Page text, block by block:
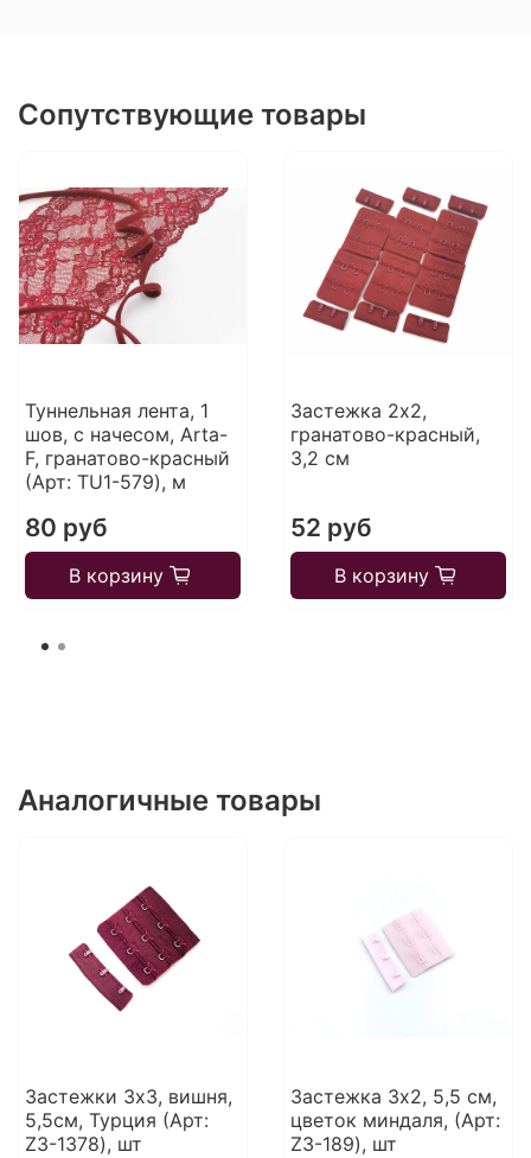
Сопутствующие товары
Туннельная лента, 1
шов, с начесом, Arta-
F, гранатово-красный
(Арт: TU1-579), м
80 руб
В корзину
Застежка 2х2,
гранатово-красный,
3,2 см
52 руб
В корзину
Аналогичные товары
Застежки 3х3, вишня,
5,5см, Турция (Арт:
Z3-1378), шт
Застежка 3х2, 5,5 см,
цветок миндаля, (Арт:
Z3-189), шт